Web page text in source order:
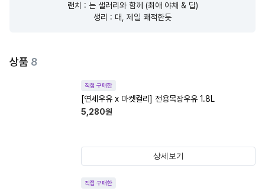
랜치 : 는 샐러리와 함께 (최애 야채 & 딥)
생리 : 대, 제일 쾌적한듯
상품 8
직접 구매한
[연세우유 x 마켓컬리] 전용목장우유 1.8L
5,280원
상세보기
직접 구매한